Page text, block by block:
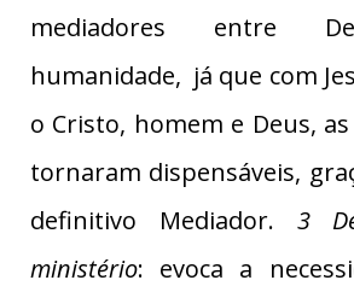
mediadores entre
humanidade, já que com
o Cristo, homem e Deus,
tornaram dispensáveis,
definitivo Mediador. 3
ministério: evoca a